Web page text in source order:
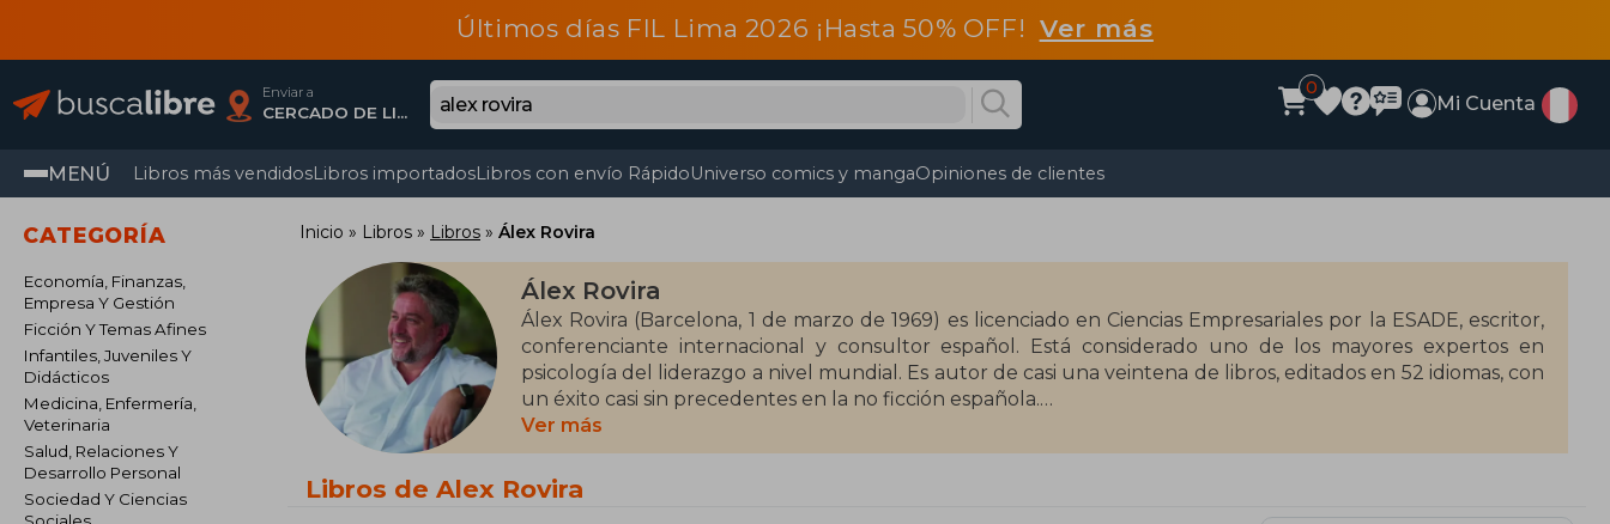
Últimos días FIL Lima 2026 ¡Hasta 50% OFF! Ver más
Enviar a
CERCADO DE LIMA, Lima
0
Mi Cuenta
MENÚ Libros más vendidosLibros importadosLibros con envío RápidoUniverso comics y mangaOpiniones de clientes
CATEGORÍA
Economía, Finanzas,
Empresa Y Gestión
Ficción Y Temas Afines
Infantiles, Juveniles Y
Didácticos
Medicina, Enfermería,
Veterinaria
Salud, Relaciones Y
Desarrollo Personal
Sociedad Y Ciencias
Inicio Libros Libros Álex Rovira
Álex Rovira
Álex Rovira (Barcelona, 1 de marzo de 1969) es licenciado en Ciencias Empresariales por la ESADE, escritor,
conferenciante internacional y consultor español. Está considerado uno de los mayores expertos en
psicología del liderazgo a nivel mundial. Es autor de casi una veintena de libros, editados en 52 idiomas, con
un éxito casi sin precedentes en la no ficción española.
Su primera gran novela, "La última respuesta" es un relato de ficción basado en los descubrimientos y
secretos de toda una eminencia en la ciencia, Albert Einstein y redactado con la coautoría de Francesc
Miralles, les catapultó al Premio de Novela Ciudad de Torrevieja en 2009.
Ver más
Libros de Alex Rovira